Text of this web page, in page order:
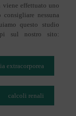
viene effettuato uno
nessuna
questo studio
sul nostro sito:
extracorporea
calcoli renali